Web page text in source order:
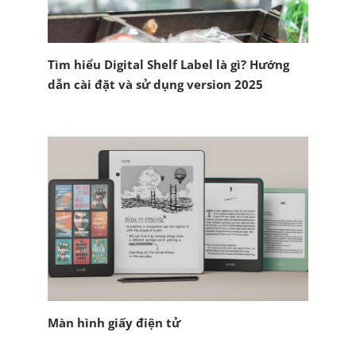
Tìm hiểu Digital Shelf Label là gì? Hướng
dẫn cài đặt và sử dụng version 2025
Màn hình giấy điện tử